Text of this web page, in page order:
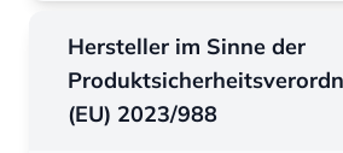
Hersteller im Sinne der
(EU) 2023/988